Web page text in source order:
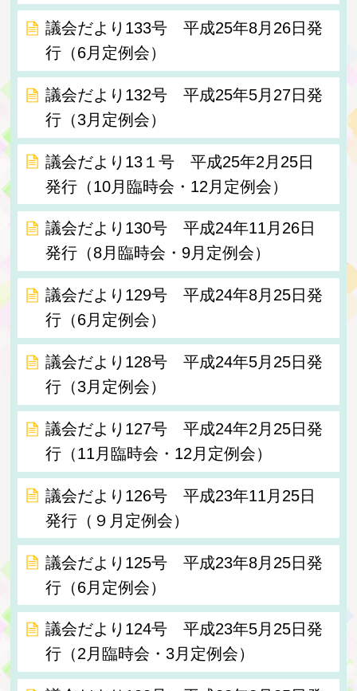
議会だより133号 平成25年8月26日発
行（6月定例会）
議会だより132号 平成25年5月27日発
行（3月定例会）
議会だより13１号 平成25年2月25日
発行（10月臨時会・12月定例会）
議会だより130号 平成24年11月26日
発行（8月臨時会・9月定例会）
議会だより129号 平成24年8月25日発
行（6月定例会）
議会だより128号 平成24年5月25日発
行（3月定例会）
議会だより127号 平成24年2月25日発
行（11月臨時会・12月定例会）
議会だより126号 平成23年11月25日
発行（９月定例会）
議会だより125号 平成23年8月25日発
行（6月定例会）
議会だより124号 平成23年5月25日発
行（2月臨時会・3月定例会）